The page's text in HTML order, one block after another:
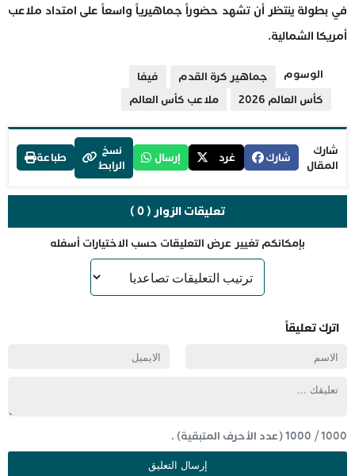
في بطولة ينتظر أن تشهد حضوراً جماهيرياً واسعاً على امتداد ملاعب
أمريكا الشمالية.
الوسوم جماهير كرة القدم
فيفا
كأس العالم 2026
ملاعب كأس العالم
شارك
المقال
شارك غرد إرسال
نسخ
الرابط
طباعة
تعليقات الزوار ( 0 )
بإمكانكم تغيير عرض التعليقات حسب الاختيارات أسفله
اترك تعليقاً
1000
/
1000(عدد الأحرف المتبقية) .